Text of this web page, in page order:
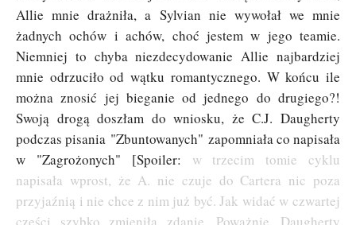
Allie mnie drażniła, a Sylvian nie wywołał we mnie
żadnych ochów i achów, choć jestem w jego teamie.
Niemniej to chyba niezdecydowanie Allie najbardziej
mnie odrzuciło od wątku romantycznego. W końcu ile
można znosić jej bieganie od jednego do drugiego?!
Swoją drogą doszłam do wniosku, że C.J. Daugherty
podczas pisania "Zbuntowanych" zapomniała co napisała
w "Zagrożonych" [Spoiler: w trzecim tomie cyklu
napisała wprost, że A. nie czuje do Cartera nic poza
przyjaźnią i nie chce z nim już być. Jak widać w czwartej